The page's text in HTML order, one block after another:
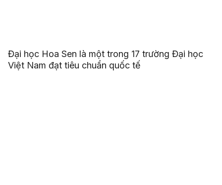
Đại học Hoa Sen là một trong 17 trường Đại học
Việt Nam đạt tiêu chuẩn quốc tế